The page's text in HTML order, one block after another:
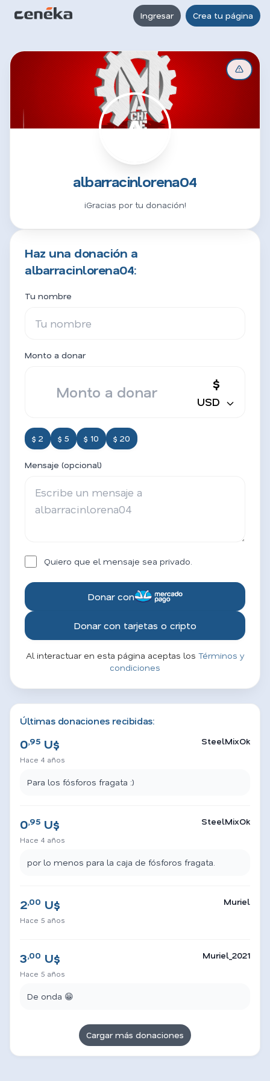
Ingresar Crea tu página
A
albarracinlorena04
¡Gracias por tu donación!
Haz una donación a
albarracinlorena04:
Tu nombre
Monto a donar
$
USD
$ 2 $ 5 $ 10 $ 20
Mensaje (opcional)
Quiero que el mensaje sea privado.
Donar con
Donar con tarjetas o cripto
Al interactuar en esta página aceptas los Términos y
condiciones
Últimas donaciones recibidas:
0,95 U$
Hace 4 años
SteelMixOk
Para los fósforos fragata :)
0,95 U$
Hace 4 años
SteelMixOk
por lo menos para la caja de fósforos fragata.
2,00 U$
Hace 5 años
Muriel
3,00 U$
Hace 5 años
Muriel_2021
De onda 😁
Cargar más donaciones